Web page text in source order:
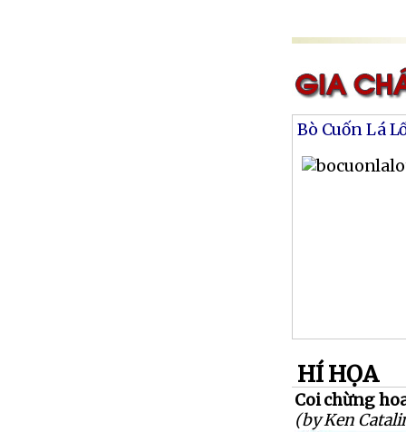
Bò Cuốn Lá
HÍ HỌA
Coi chừng
(by Ken